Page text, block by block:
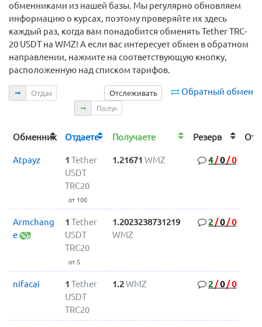
обменниками из нашей базы. Мы регулярно обновляем
информацию о курсах, поэтому проверяйте их здесь
каждый раз, когда вам понадобится обменять Tether TRC-
20 USDT на WMZ! А если вас интересует обмен в обратном
направлении, нажмите на соответствующую кнопку,
расположенную над списком тарифов.
Обратный обмен
Отслеживать
Отдаете
Получаете
Обменник Отдаете Получаете Резерв
Atpayz 1 Tether
USDT
TRC20
от 100
1.21671 WMZ 4/0/0
Armchang
e
1 Tether
USDT
TRC20
от 5
1.2023238731219
WMZ
2 /0/0
nifacai 1 Tether
USDT
TRC20
1.2WMZ 2 /0/0